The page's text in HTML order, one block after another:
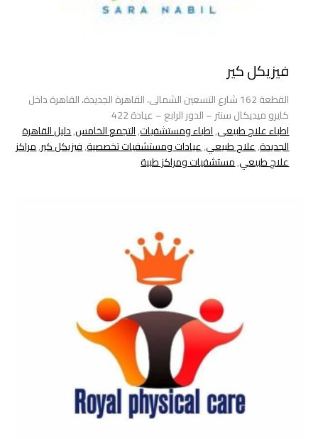
فيزيكل كير
القطعة 162 شارع التسعين الشمالى، القاهرة الجديدة، القاهرة داخل
كايرو ميديكال سنتر – الدور الرابع – عيادة 422
اطباء علاج طبيعى,اطباء ومستشفيات,التجمع الخامس,دليل القاهرة
الجديدة,علاج طبيعي,عيادات ومستشفيات تخصصية,فيزيكل كير,مراكز
علاج طبيعي,مستشفيات ومراكز طبية